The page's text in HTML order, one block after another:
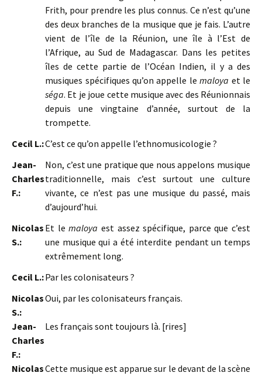
Frith, pour prendre les plus connus. Ce n’est qu’une
des deux branches de la musique que je fais. L’autre
vient de l’île de la Réunion, une île à l’Est de
l’Afrique, au Sud de Madagascar. Dans les petites
îles de cette partie de l’Océan Indien, il y a des
musiques spécifiques qu’on appelle lemaloya et le
séga. Et je joue cette musique avec des Réunionnais
depuis une vingtaine d’année, surtout de la
trompette.
Cecil L.:C’est ce qu’on appelle l’ethnomusicologie ?
Jean-
Charles
F.:
Non, c’est une pratique que nous appelons musique
traditionnelle, mais c’est surtout une culture
vivante, ce n’est pas une musique du passé, mais
d’aujourd’hui.
Nicolas
S.:
Et lemaloya est assez spécifique, parce que c’est
une musique qui a été interdite pendant un temps
extrêmement long.
Cecil L.:Par les colonisateurs ?
Nicolas
S.:
Oui, par les colonisateurs français.
Jean-
Charles
F.:
Les français sont toujours là. [rires]
NicolasCette musique est apparue sur le devant de la scène